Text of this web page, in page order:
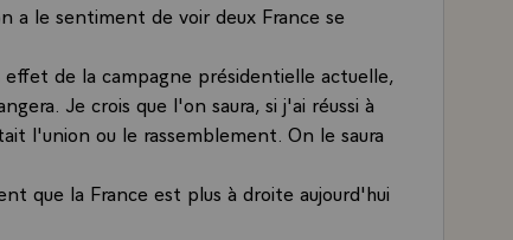
a le sentiment de voir deux France se
de la campagne présidentielle actuelle,
Je crois que l'on saura, si j'ai réussi à
l'union ou le rassemblement. On le saura
que la France est plus à droite aujourd'hui